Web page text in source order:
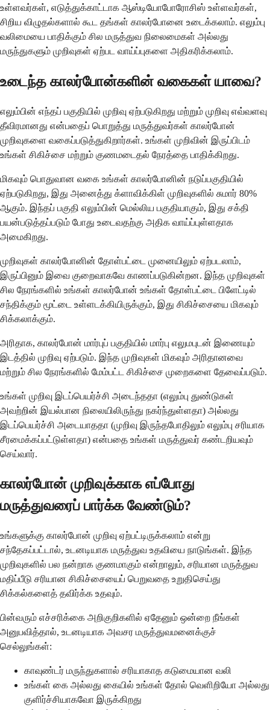
உள்ளவர்கள், எடுத்துக்காட்டாக ஆஸ்டியோபோரோசிஸ் உள்ளவர்கள்,
சிறிய விழுதல்களால் கூட தங்கள் காலர்போனை உடைக்கலாம். எலும்பு
வலிமையை பாதிக்கும் சில மருத்துவ நிலைமைகள் அல்லது
மருந்துகளும் முறிவுகள் ஏற்பட வாய்ப்புகளை அதிகரிக்கலாம்.
உடைந்த காலர்போன்களின் வகைகள் யாவை?
எலும்பின் எந்தப் பகுதியில் முறிவு ஏற்படுகிறது மற்றும் முறிவு எவ்வளவு
தீவிரமானது என்பதைப் பொறுத்து மருத்துவர்கள் காலர்போன்
முறிவுகளை வகைப்படுத்துகிறார்கள். உங்கள் முறிவின் இருப்பிடம்
உங்கள் சிகிச்சை மற்றும் குணமடைதல் நேரத்தை பாதிக்கிறது.
மிகவும் பொதுவான வகை உங்கள் காலர்போனின் நடுப்பகுதியில்
ஏற்படுகிறது, இது அனைத்து க்ளாவிக்கிள் முறிவுகளில் சுமார் 80%
ஆகும். இந்தப் பகுதி எலும்பின் மெல்லிய பகுதியாகும், இது சக்தி
பயன்படுத்தப்படும் போது உடைவதற்கு அதிக வாய்ப்புள்ளதாக
அமைகிறது.
முறிவுகள் காலர்போனின் தோள்பட்டை முனையிலும் ஏற்படலாம்,
இருப்பினும் இவை குறைவாகவே காணப்படுகின்றன. இந்த முறிவுகள்
சில நேரங்களில் உங்கள் காலர்போன் உங்கள் தோள்பட்டை பிளேட்டில்
சந்திக்கும் மூட்டை உள்ளடக்கியிருக்கும், இது சிகிச்சையை மிகவும்
சிக்கலாக்கும்.
அரிதாக, காலர்போன் மார்புப் பகுதியில் மார்பு எலுமபுடன் இணையும்
இடத்தில் முறிவு ஏற்படும். இந்த முறிவுகள் மிகவும் அரிதானவை
மற்றும் சில நேரங்களில் மேம்பட்ட சிகிச்சை முறைகளை தேவைப்படும்.
உங்கள் முறிவு இடப்பெயர்ச்சி அடைந்ததா (எலும்பு துண்டுகள்
அவற்றின் இயல்பான நிலையிலிருந்து நகர்ந்துள்ளதா) அல்லது
இடப்பெயர்ச்சி அடையாததா (முறிவு இருந்தபோதிலும் எலும்பு சரியாக
சீரமைக்கப்பட்டுள்ளதா) என்பதை உங்கள் மருத்துவர் கண்டறியவும்
செய்வார்.
காலர்போன் முறிவுக்காக எப்போது
மருத்துவரைப் பார்க்க வேண்டும்?
உங்களுக்கு காலர்போன் முறிவு ஏற்பட்டிருக்கலாம் என்று
சந்தேகப்பட்டால், உடனடியாக மருத்துவ உதவியை நாடுங்கள். இந்த
முறிவுகளில் பல நன்றாக குணமாகும் என்றாலும், சரியான மருத்துவ
மதிப்பீடு சரியான சிகிச்சையைப் பெறுவதை உறுதிசெய்து
சிக்கல்களைத் தவிர்க்க உதவும்.
பின்வரும் எச்சரிக்கை அறிகுறிகளில் ஏதேனும் ஒன்றை நீங்கள்
அனுபவித்தால், உடனடியாக அவசர மருத்துவமனைக்குச்
செல்லுங்கள்:
காவுண்டர் மருந்துகளால் சரியாகாத கடுமையான வலி
உங்கள் கை அல்லது கையில் உங்கள் தோல் வெளிறியோ அல்லது
குளிர்ச்சியாகவோ இருக்கிறது